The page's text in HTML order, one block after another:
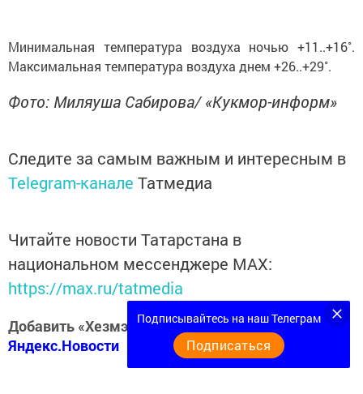
Минимальная температура воздуха ночью +11..+16˚.
Максимальная температура воздуха днем +26..+29˚.
Фото: Миляуша Сабирова/ «Кукмор-информ»
Следите за самым важным и интересным в
Telegram-канале Татмедиа
Читайте новости Татарстана в
национальном мессенджере MАХ:
https://max.ru/tatmedia
Добавить «Хезмэт даны» («Трудовая слава») в
Яндекс.Новости
Подписывайтесь на наш Телеграм
Подписаться